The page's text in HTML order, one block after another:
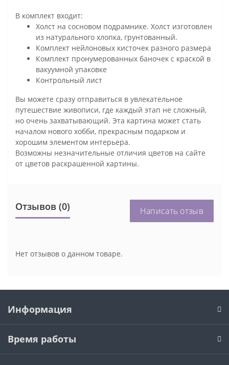
В комплект входит:
Холст на сосновом подрамнике. Холст изготовлен
из натурального хлопка, грунтованный.
Комплект нейлоновых кисточек разного размера
Комплект пронумерованных баночек с краской в
вакуумной упаковке
Контрольный лист
Вы можете сразу отправиться в увлекательное
путешествие живописи, где каждый этап не сложный,
но очень захватывающий. Эта картина может стать
началом нового хобби, прекрасным подарком и
хорошим элементом интерьера.
Возможны незначительные отличия цветов на сайте
от цветов раскрашенной картины.
Отзывов (0) Написать отзыв
Нет отзывов о данном товаре.
Информация
Время работы